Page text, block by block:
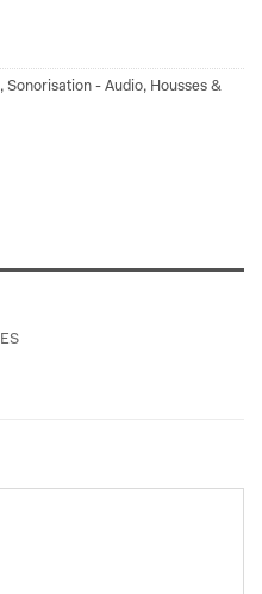
, Sonorisation - Audio, Housses &